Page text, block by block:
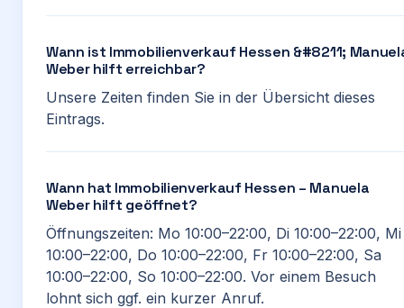
Wann ist Immobilienverkauf Hessen &#8211;
Weber hilft erreichbar?
Unsere Zeiten finden Sie in der Übersicht dieses
Eintrags.
Wann hat Immobilienverkauf Hessen – Manuela
Weber hilft geöffnet?
Öffnungszeiten: Mo 10:00–22:00, Di 10:00–22:00, Mi
10:00–22:00, Do 10:00–22:00, Fr 10:00–22:00, Sa
10:00–22:00, So 10:00–22:00. Vor einem Besuch
lohnt sich ggf. ein kurzer Anruf.